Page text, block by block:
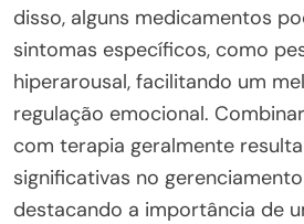
disso, alguns medicamentos
sintomas específicos, como
hiperarousal, facilitando um
regulação emocional.
com terapia geralmente
significativas no gerenciamento
destacando a importância de